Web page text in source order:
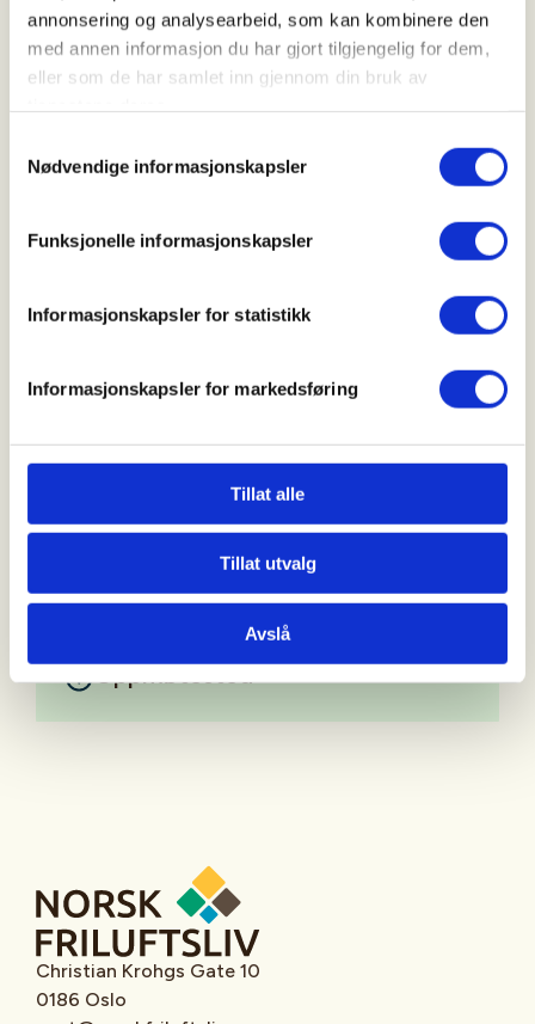
annonsering og analysearbeid, som kan kombinere den
med annen informasjon du har gjort tilgjengelig for dem,
eller som de har samlet inn gjennom din bruk av
Nødvendige informasjonskapsler
Funksjonelle informasjonskapsler
Informasjonskapsler for statistikk
Informasjonskapsler for markedsføring
Tillat alle
Tillat utvalg
Avslå
Arrangør
Sauda jeger- og fiskerforening
Kontaktperson
ringstrand.lene@gmail.com
Familiedag med fisking, kanopadling og noe godt
på grillen.
Ønsker alle familier velkomne til en kjekk og sosial
Mer informasjon
Oppmøtested
Christian Krohgs Gate 10
0186 Oslo